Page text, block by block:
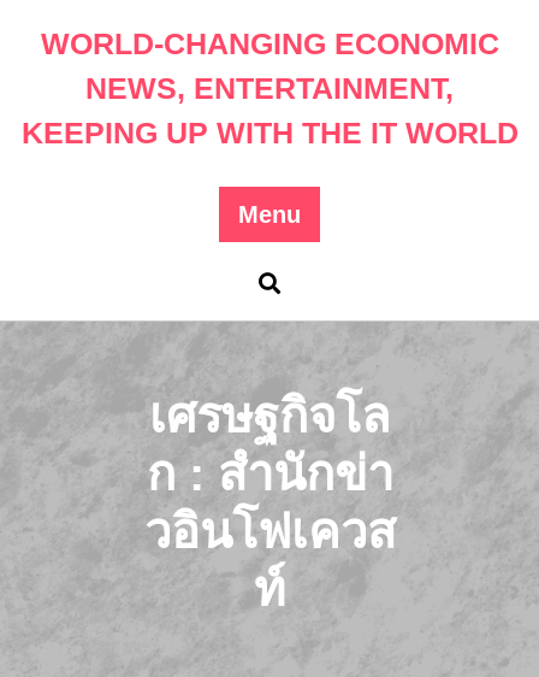
WORLD-CHANGING ECONOMIC
NEWS, ENTERTAINMENT,
KEEPING UP WITH THE IT WORLD
Menu
เศรษฐกิจโล
ก : สำนักข่า
วอินโฟเควส
ท์